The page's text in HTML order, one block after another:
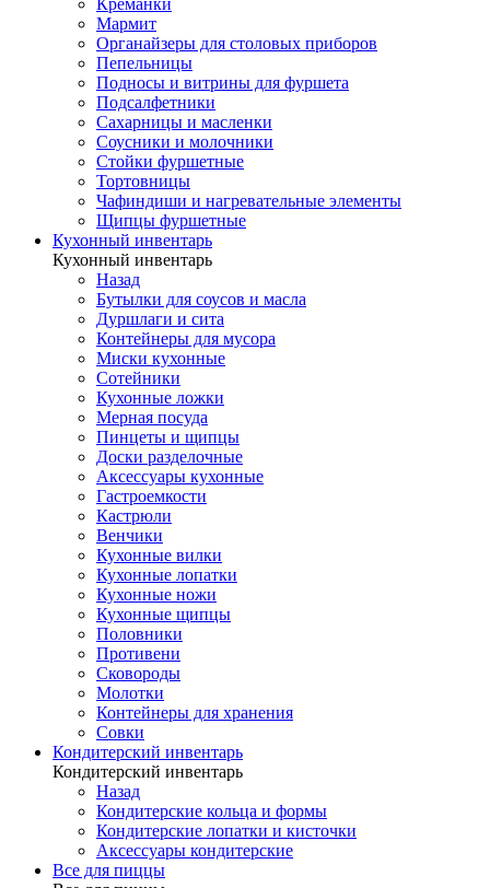
Мармит
Органайзеры для столовых приборов
Пепельницы
Подносы и витрины для фуршета
Подсалфетники
Сахарницы и масленки
Соусники и молочники
Стойки фуршетные
Тортовницы
Чафиндиши и нагревательные элементы
Щипцы фуршетные
Кухонный инвентарь
Кухонный инвентарь
Назад
Бутылки для соусов и масла
Дуршлаги и сита
Контейнеры для мусора
Миски кухонные
Сотейники
Кухонные ложки
Мерная посуда
Пинцеты и щипцы
Доски разделочные
Аксессуары кухонные
Гастроемкости
Кастрюли
Венчики
Кухонные вилки
Кухонные лопатки
Кухонные ножи
Кухонные щипцы
Половники
Противени
Сковороды
Молотки
Контейнеры для хранения
Совки
Кондитерский инвентарь
Кондитерский инвентарь
Назад
Кондитерские кольца и формы
Кондитерские лопатки и кисточки
Аксессуары кондитерские
Все для пиццы